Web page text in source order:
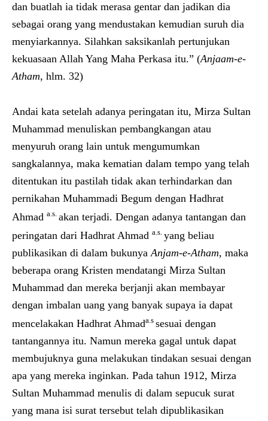
dan buatlah ia tidak merasa gentar dan jadikan dia
sebagai orang yang mendustakan kemudian suruh dia
menyiarkannya. Silahkan saksikanlah pertunjukan
kekuasaan Allah Yang Maha Perkasa itu.” (Anjaam-e-
Atham, hlm. 32)
Andai kata setelah adanya peringatan itu, Mirza Sultan
Muhammad menuliskan pembangkangan atau
menyuruh orang lain untuk mengumumkan
sangkalannya, maka kematian dalam tempo yang telah
ditentukan itu pastilah tidak akan terhindarkan dan
pernikahan Muhammadi Begum dengan Hadhrat
Ahmad a.s. akan terjadi. Dengan adanya tantangan dan
peringatan dari Hadhrat Ahmad a.s. yang beliau
publikasikan di dalam bukunyaAnjam-e-Atham, maka
beberapa orang Kristen mendatangi Mirza Sultan
Muhammad dan mereka berjanji akan membayar
dengan imbalan uang yang banyak supaya ia dapat
mencelakakan Hadhrat Ahmada.s sesuai dengan
tantangannya itu. Namun mereka gagal untuk dapat
membujuknya guna melakukan tindakan sesuai dengan
apa yang mereka inginkan. Pada tahun 1912, Mirza
Sultan Muhammad menulis di dalam sepucuk surat
yang mana isi surat tersebut telah dipublikasikan